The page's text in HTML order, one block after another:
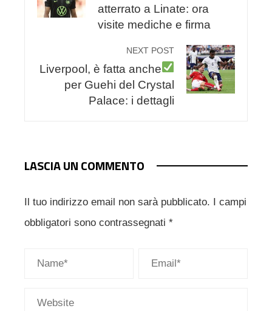
atterrato a Linate: ora
visite mediche e firma
NEXT POST
Liverpool, è fatta anche
per Guehi del Crystal
Palace: i dettagli
LASCIA UN COMMENTO
Il tuo indirizzo email non sarà pubblicato. I campi
obbligatori sono contrassegnati *